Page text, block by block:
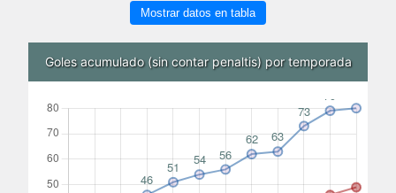
Mostrar datos en tabla
Goles acumulado (sin contar penaltis) por temporada